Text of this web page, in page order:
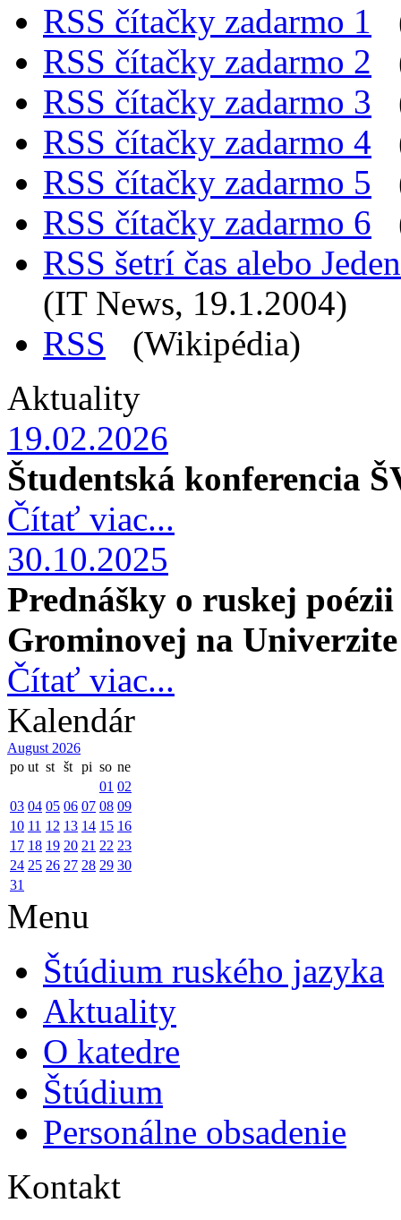
RSS čítačky zadarmo 1
RSS čítačky zadarmo 2
RSS čítačky zadarmo 3
RSS čítačky zadarmo 4
RSS čítačky zadarmo 5
RSS čítačky zadarmo 6
RSS šetrí čas alebo
(IT News, 19.1.2004)
RSS (Wikipédia)
Aktuality
19.02.2026
Študentská konferencia
Čítať viac...
30.10.2025
Prednášky o ruskej
Grominovej na
Čítať viac...
Kalendár
August 2026
po ut st št pi so ne
01 02
03 04 05 06 07 08 09
10 11 12 13 14 15 16
17 18 19 20 21 22 23
24 25 26 27 28 29 30
31
Menu
Štúdium ruského jazyka
Aktuality
O katedre
Štúdium
Personálne obsadenie
Kontakt